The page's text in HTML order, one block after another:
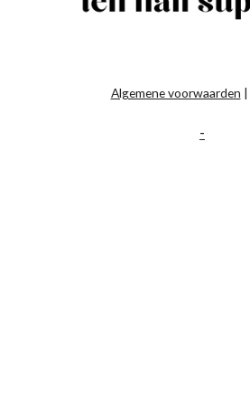
Algemene voorwaarden |
-